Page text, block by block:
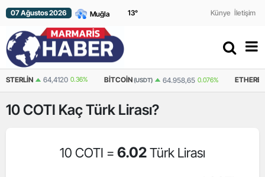
07 Ağustos 2026 13° Künye İletişim
STERLIN 64,4120 0.36% BITCOIN(USDT) 64.958,65 0.076%
10COTI Kaç Türk Lirası?
10 COTI = 6.02Türk Lirası